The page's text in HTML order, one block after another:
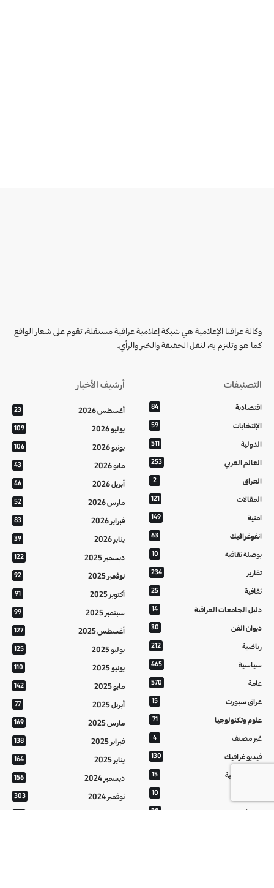
وكالة عراقنا الإعلامية هي شبكة إعلامية عراقية مستقلة، تقوم على شعار الواقع
كما هو وتلتزم به، لنقل الحقيقة والخبر والرأي.
التصنيفات
اقتصادية 84
الإنتخابات 59
الدولية 511
العالم العربي 253
العراق 2
المقالات 121
امنية 149
انفوغرافيك 63
بوصلة ثقافية 10
تقارير 234
ثقافية 25
دليل الجامعات العراقية 14
ديوان الفن 30
رياضية 212
سياسية 465
عامة 570
عراق سبورت 15
علوم وتكنولوجيا 71
غير مصنف 4
فيديو غرافيك 130
معالم عراقية 15
10
منوعات 20
أرشيف الأخبار
أغسطس 2026 23
يوليو 2026 109
يونيو 2026 106
مايو 2026 43
أبريل 2026 46
مارس 2026 52
فبراير 2026 83
يناير 2026 39
ديسمبر 2025 122
نوفمبر 2025 92
أكتوبر 2025 91
سبتمبر 2025 99
أغسطس 2025 127
يوليو 2025 125
يونيو 2025 110
مايو 2025 142
أبريل 2025 77
مارس 2025 169
فبراير 2025 138
يناير 2025 164
ديسمبر 2024 156
نوفمبر 2024 303